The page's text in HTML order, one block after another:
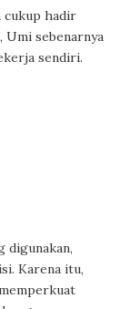
cukup hadir
Umi sebenarnya
sendiri.
Karena itu,